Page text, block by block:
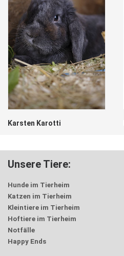
Karsten Karotti
Unsere Tiere:
Hunde im Tierheim
Katzen im Tierheim
Kleintiere im Tierheim
Hoftiere im Tierheim
Notfälle
Happy Ends